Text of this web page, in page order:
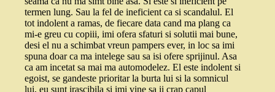
termen lung. Sau la fel de ineficient ca si scandalul. El
tot indolent a ramas, de fiecare data cand ma plang ca
mi-e greu cu copiii, imi ofera sfaturi si solutii mai bune,
desi el nu a schimbat vreun pampers ever, in loc sa imi
spuna doar ca ma intelege sau sa isi ofere sprijinul. Asa
ca am incetat sa mai ma automodelez. El este indolent si
egoist, se gandeste prioritar la burta lui si la somnicul
lui, eu sunt irascibila si imi vine sa ii crap capul